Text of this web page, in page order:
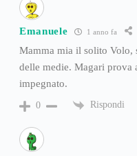
Emanuele 1 anno fa
Mamma mia il solito Volo,
delle medie. Magari prova
impegnato.
0 Rispondi